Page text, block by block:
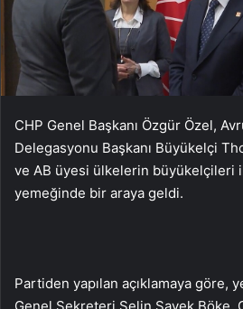
CHP Genel Başkanı Özgür Özel,
Delegasyonu Başkanı Büyükelçi
ve AB üyesi ülkelerin büyükelçileri
yemeğinde bir araya geldi.
Partiden yapılan açıklamaya göre,